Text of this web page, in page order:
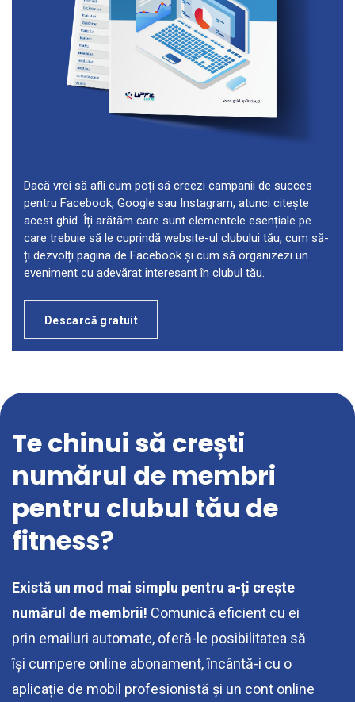
Dacă vrei să afli cum poți să creezi campanii de succes
pentru Facebook, Google sau Instagram, atunci citește
acest ghid. Îți arătăm care sunt elementele esențiale pe
care trebuie să le cuprindă website-ul clubului tău, cum să-
ți dezvolți pagina de Facebook și cum să organizezi un
eveniment cu adevărat interesant în clubul tău.
Descarcă gratuit
Te chinui să crești
numărul de membri
pentru clubul tău de
fitness?
Există un mod mai simplu pentru a-ți crește
numărul de membrii! Comunică eficient cu ei
prin emailuri automate, oferă-le posibilitatea să
își cumpere online abonament, încântă-i cu o
aplicație de mobil profesionistă și un cont online